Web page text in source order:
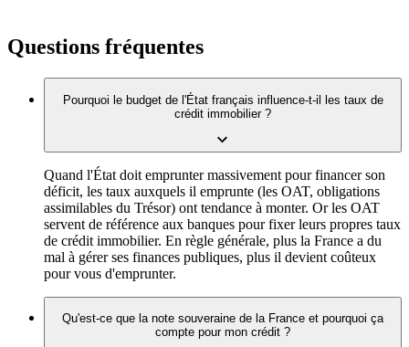
Questions fréquentes
Pourquoi le budget de l'État français influence-t-il les taux de
crédit immobilier ?
Quand l'État doit emprunter massivement pour financer son
déficit, les taux auxquels il emprunte (les OAT, obligations
assimilables du Trésor) ont tendance à monter. Or les OAT
servent de référence aux banques pour fixer leurs propres taux
de crédit immobilier. En règle générale, plus la France a du
mal à gérer ses finances publiques, plus il devient coûteux
pour vous d'emprunter.
Qu'est-ce que la note souveraine de la France et pourquoi ça
compte pour mon crédit ?